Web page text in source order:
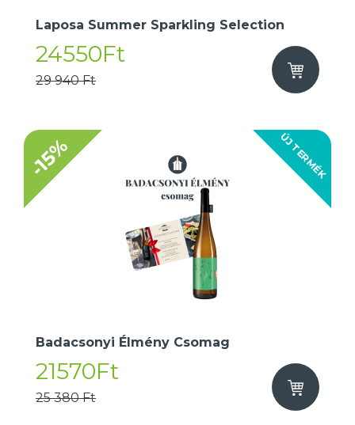
Laposa Summer Sparkling Selection
24550Ft
29 940 Ft
ÚJ TERMÉK
-15%
Badacsonyi Élmény Csomag
21570Ft
25 380 Ft